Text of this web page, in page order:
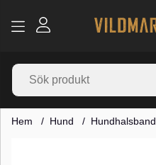
Hem Hund Hundhalsband